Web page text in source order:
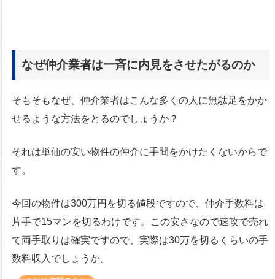
なぜ仲介業者は一斉に内見をさせたがるのか
そもそもなぜ、仲介業者はこんな多くの人に無駄足をかか
せるような方法をとるのでしょうか？
それは単価の安い物件の仲介に手間をかけたくないからで
す。
今回の物件は300万円を切る値段ですので、仲介手数料は
片手で15マンを切るわけです。この安さなので速攻で売れ
て両手取りは確実ですので、実際は30万を切るくらいの手
数料収入でしょうか。